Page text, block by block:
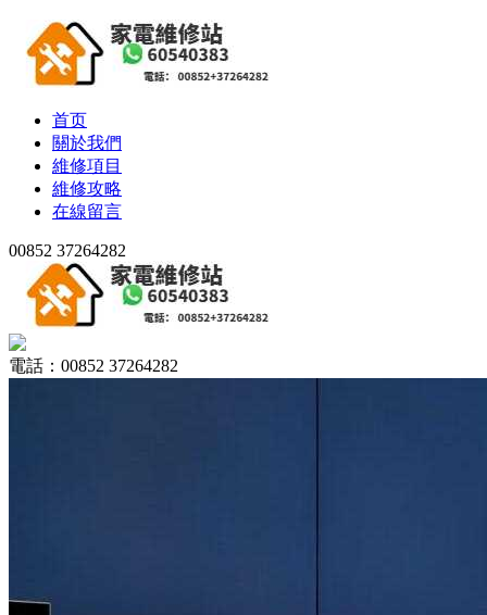
首页
關於我們
維修項目
維修攻略
在線留言
00852 37264282
電話：00852 37264282